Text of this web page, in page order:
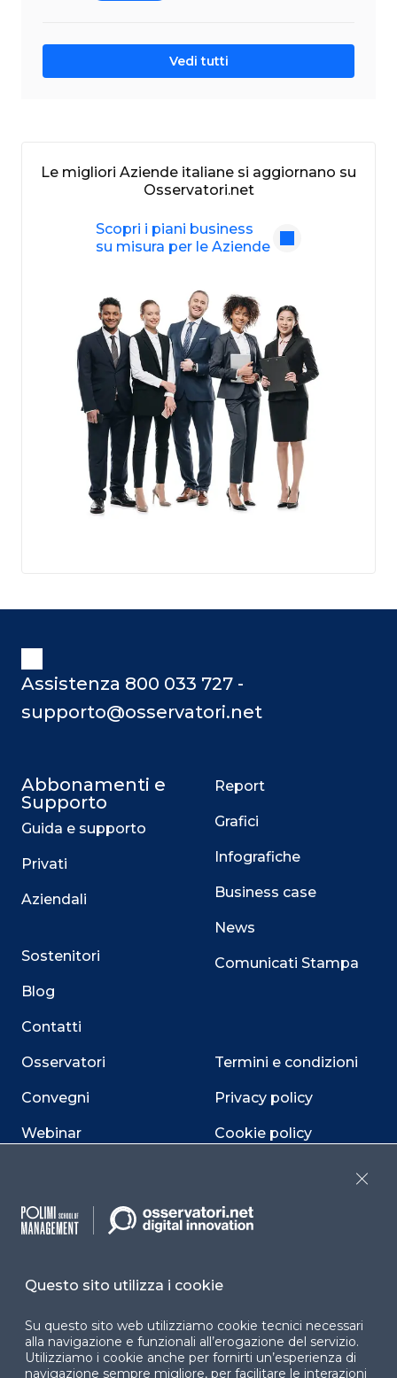
Vedi tutti
Le migliori Aziende italiane si aggiornano su
Osservatori.net
Scopri i piani business
su misura per le Aziende
Assistenza 800 033 727 -
supporto@osservatori.net
Abbonamenti e
Supporto
Guida e supporto
Privati
Aziendali
Sostenitori
Blog
Contatti
Osservatori
Convegni
Webinar
Report
Grafici
Infografiche
Business case
News
Comunicati Stampa
Termini e condizioni
Privacy policy
Cookie policy
Dichiarazione di
accessibilità
Facebook LinkedIn
Questo sito utilizza i cookie
Su questo sito web utilizziamo cookie tecnici necessari
alla navigazione e funzionali all’erogazione del servizio.
Utilizziamo i cookie anche per fornirti un’esperienza di
navigazione sempre migliore, per facilitare le interazioni